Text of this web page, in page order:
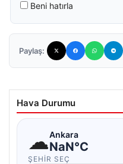
Beni hatırla
Paylaş:
Hava Durumu
☁Ankara
NaN°C
ŞEHIR SEÇ